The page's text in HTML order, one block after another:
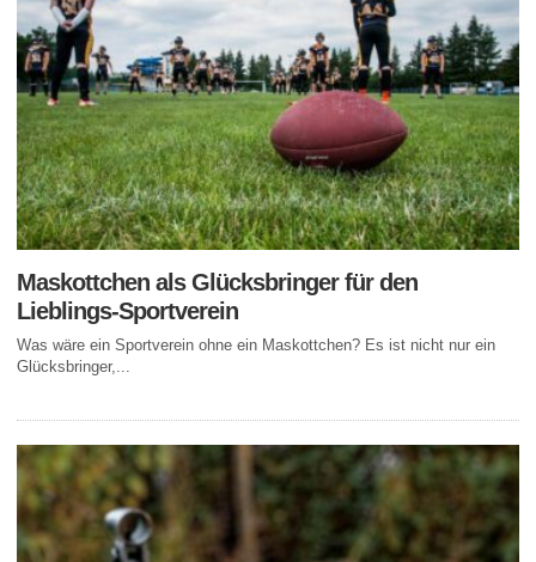
Maskottchen als Glücksbringer für den
Lieblings-Sportverein
Was wäre ein Sportverein ohne ein Maskottchen? Es ist nicht nur ein
Glücksbringer,...